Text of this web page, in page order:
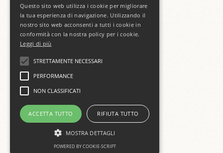
Questo sito web utilizza i cookie per migliorare
la tua esperienza di navigazione. Utilizzando il
nostro sito web acconsenti a tutti i cookie in
conformità con la nostra policy per i cookie.
Leggi di più
STRETTAMENTE NECESSARI
PERFORMANCE
NON CLASSIFICATI
ACCETTA TUTTO RIFIUTA TUTTO
MOSTRA DETTAGLI
POWERED BY COOKIE-SCRIPT